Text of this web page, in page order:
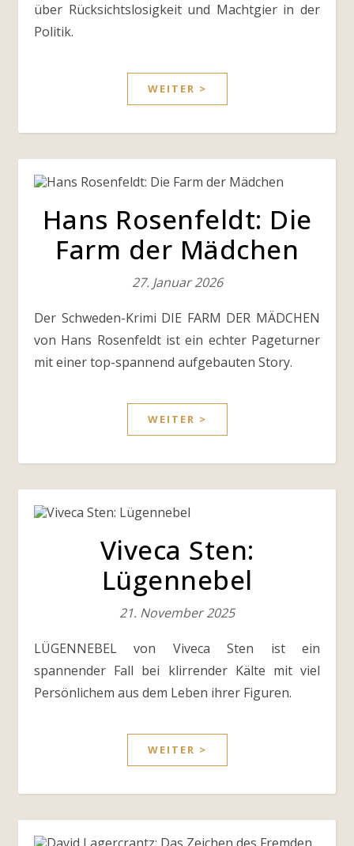
über Rücksichtslosigkeit und Machtgier in der
Politik.
WEITER >
Hans Rosenfeldt: Die
Farm der Mädchen
27. Januar 2026
Der Schweden-Krimi DIE FARM DER MÄDCHEN
von Hans Rosenfeldt ist ein echter Pageturner
mit einer top-spannend aufgebauten Story.
WEITER >
Viveca Sten:
Lügennebel
21. November 2025
LÜGENNEBEL von Viveca Sten ist ein
spannender Fall bei klirrender Kälte mit viel
Persönlichem aus dem Leben ihrer Figuren.
WEITER >